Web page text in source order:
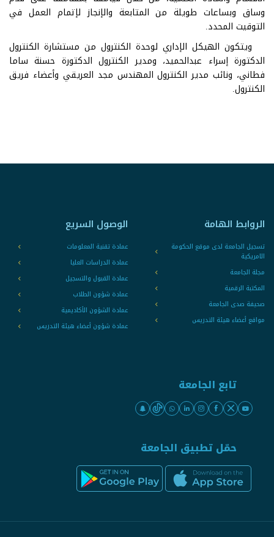
وساق وبساعات طويلة من المتابعة والإنجاز لإتمام العمل في
التوقيت المحدد.
ويتكون الهيكل الإداري لوحدة الكنترول من مستشارة الكنترول
الدكتورة إسراء عبدالحميد، ومدير الكنترول الدكتورة حسنة ساما
فطاني، ونائب مدير الكنترول المهندس مجد العريقي وأعضاء فريق
الكنترول.
الروابط الهامة
تسجيل الجامعة لدى موقع الحكومة
الامريكية
مجلة الجامعة
المكتبة الرقمية
صحيفة صدى الجامعة
مواقع أعضاء هيئة التدريس
الوصول السريع
عمادة تقنية المعلومات
عمادة الدراسات العليا
عمادة القبول والتسجيل
عمادة شؤون الطلاب
عمادة الشؤون الأكاديمية
عمادة شؤون أعضاء هيئة التدريس
تابع الجامعة
حمّل تطبيق الجامعة